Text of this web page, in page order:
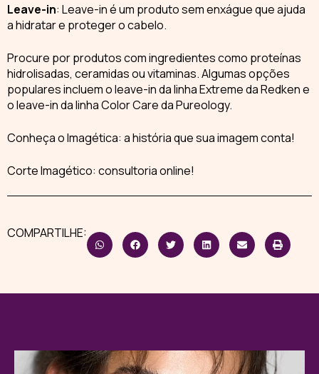
Leave-in: Leave-iné um produto sem enxágue que ajuda
a hidratar e proteger o cabelo.
Procure por produtos com ingredientes como proteínas
hidrolisadas, ceramidas ou vitaminas. Algumas opções
populares incluem o leave-in da linha Extreme da Redken e
o leave-in da linha Color Care da Pureology.
Conheça oImagética: a história que sua imagem conta!
Corte Imagético: consultoria online!
COMPARTILHE: